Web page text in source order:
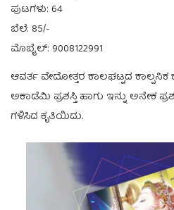
ಪುಟಗಳು: 64
ಬೆಲೆ: 85/-
ಮೊಬೈಲ್: 9008122991
ಆವರ್ತ ವೇದೋತ್ತರ ಕಾಲಘಟ್ಟದ ಕಾಲ್ಪನಿಕ
ಅಕಾಡೆಮಿ ಪ್ರಶಸ್ತಿ ಹಾಗು ಇನ್ನು ಅನೇಕ
ಗಳಿಸಿದ ಕೃತಿಯಿದು.